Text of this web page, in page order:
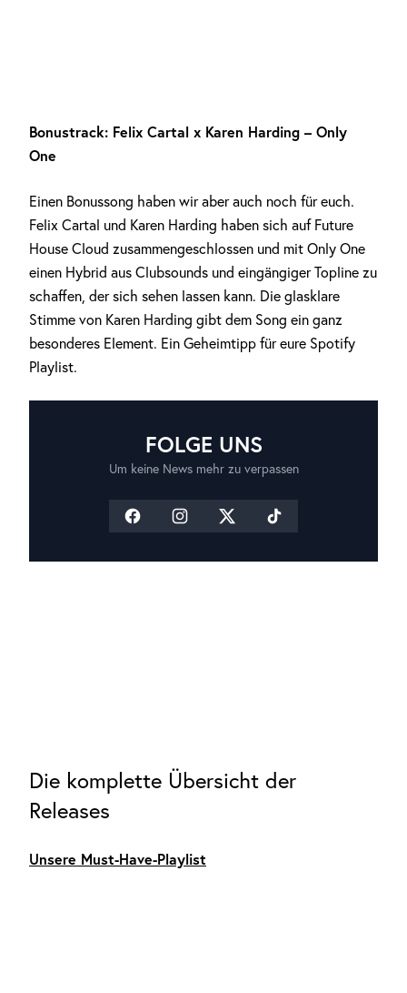
Bonustrack: Felix Cartal x Karen Harding – Only
One
Einen Bonussong haben wir aber auch noch für euch.
Felix Cartal und Karen Harding haben sich auf Future
House Cloud zusammengeschlossen und mit Only One
einen Hybrid aus Clubsounds und eingängiger Topline zu
schaffen, der sich sehen lassen kann. Die glasklare
Stimme von Karen Harding gibt dem Song ein ganz
besonderes Element. Ein Geheimtipp für eure Spotify
Playlist.
FOLGE UNS
Um keine News mehr zu verpassen
Die komplette Übersicht der
Releases
Unsere Must-Have-Playlist